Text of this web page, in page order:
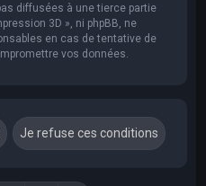
diffusées à une tierce partie
3D », ni phpBB, ne
en cas de tentative de
vos données.